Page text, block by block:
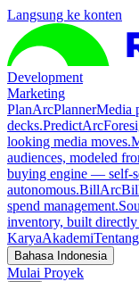
Langsung ke konten
Development
Marketing
PlanArcPlannerMedia
decks.Predict
looking media moves.
audiences, modeled
buying engine — self-
autonomous.Bill
spend management.
inventory, built directly
KaryaAkademi
Bahasa Indonesia
Mulai Proyek